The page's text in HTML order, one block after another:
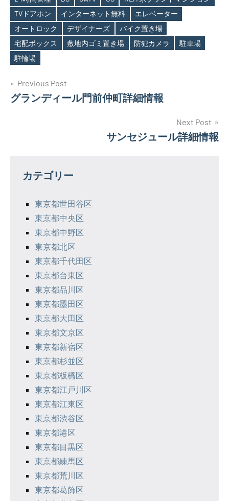
Tags
TVドアホン
インターネット無料
エレベーター
オートロック
デザイナーズ
バイク置き場
宅配ボックス
敷地内ゴミ置き場 防犯カメラ
駐車場
駐輪場
投
稿
ー
Previous Post
グランディール門前仲町詳細情報
Next Post
サンセジュール詳細情報
カテゴリー
東京都世田谷区
東京都中央区
東京都中野区
東京都北区
東京都千代田区
東京都台東区
東京都品川区
東京都墨田区
東京都大田区
東京都文京区
東京都新宿区
東京都杉並区
東京都板橋区
東京都江戸川区
東京都江東区
東京都渋谷区
東京都港区
東京都目黒区
東京都練馬区
東京都荒川区
東京都葛飾区